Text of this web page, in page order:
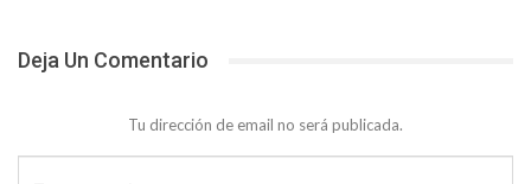
Deja Un Comentario
Tu dirección de email no será publicada.